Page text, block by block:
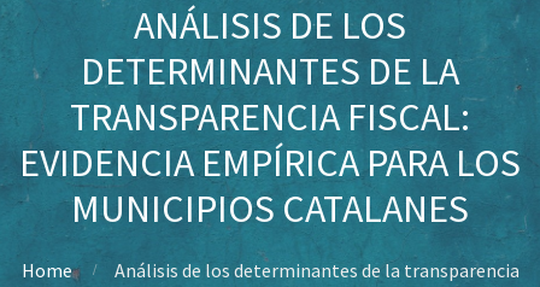
ANÁLISIS DE LOS
DETERMINANTES DE LA
TRANSPARENCIA FISCAL:
EVIDENCIA EMPÍRICA PARA LOS
MUNICIPIOS CATALANES
Home
Análisis de los determinantes de la transparencia